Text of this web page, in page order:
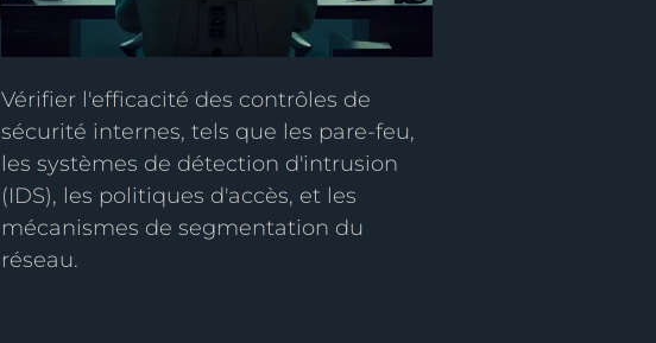
Vérifier l'efficacité des contrôles de
sécurité internes, tels que les pare-feu,
les systèmes de détection d'intrusion
(IDS), les politiques d'accès, et les
mécanismes de segmentation du
réseau.